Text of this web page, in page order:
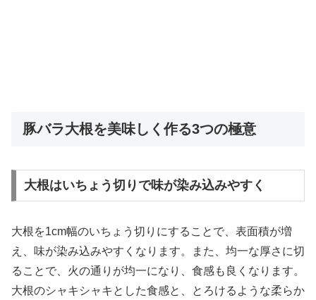
豚バラ大根を美味しく作る3つの極意
大根はいちょう切りで味が染み込みやすく
大根を1cm幅のいちょう切りにすることで、表面積が増
え、味が染み込みやすくなります。また、均一な厚さに切
ることで、火の通りが均一になり、食感も良くなります。
大根のシャキシャキとした食感と、とろけるような柔らか